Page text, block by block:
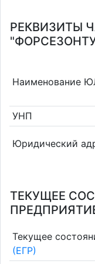
РЕКВИЗИТЫ
Наименование
УНП
Юридический
ТЕКУЩЕЕ
Текущее
(ЕГР)